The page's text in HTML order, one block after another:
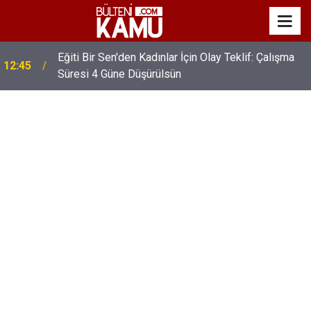
12:45
Eğiti Bir Sen'den Kadınlar İçin Olay Teklif: Çalışma
Süresi 4 Güne Düşürülsün